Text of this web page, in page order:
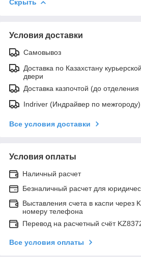
Скрыть
Условия доставки
Самовывоз
Доставка по Казахстану
двери
Доставка казпочтой (до отделения
Indriver (Индрайвер по межгороду)
Все условия доставки
Условия оплаты
Наличный расчет
Безналичный расчет для
Выставления счета в каспи через
номеру телефона
Перевод на расчетный счёт
Все условия оплаты